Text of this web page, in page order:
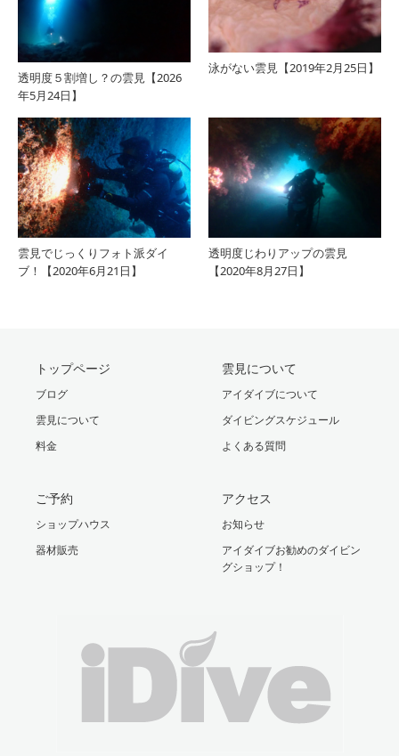
透明度５割増し？の雲見【2026
年5月24日】
泳がない雲見【2019年2月25日】
雲見でじっくりフォト派ダイ
ブ！【2020年6月21日】
透明度じわりアップの雲見
【2020年8月27日】
トップページ
ブログ
雲見について
料金
雲見について
アイダイブについて
ダイビングスケジュール
よくある質問
ご予約
ショップハウス
器材販売
アクセス
お知らせ
アイダイブお勧めのダイビン
グショップ！